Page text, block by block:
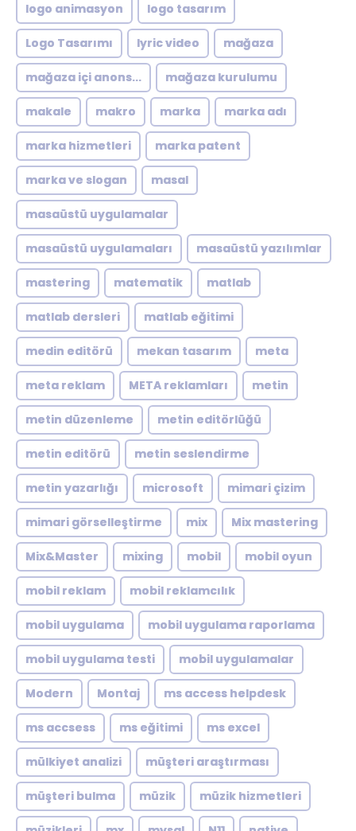
logo animasyon logo tasarım
Logo Tasarımı lyric video mağaza
mağaza içi anons... mağaza kurulumu
makale makro marka marka adı
marka hizmetleri marka patent
marka ve slogan masal
masaüstü uygulamalar
masaüstü uygulamaları masaüstü yazılımlar
mastering matematik matlab
matlab dersleri matlab eğitimi
medin editörü mekan tasarım meta
meta reklam META reklamları metin
metin düzenleme metin editörlüğü
metin editörü metin seslendirme
metin yazarlığı microsoft mimari çizim
mimari görselleştirme mix Mix mastering
Mix&Master mixing mobil mobil oyun
mobil reklam mobil reklamcılık
mobil uygulama mobil uygulama raporlama
mobil uygulama testi mobil uygulamalar
Modern Montaj ms access helpdesk
ms accsess ms eğitimi ms excel
mülkiyet analizi müşteri araştırması
müşteri bulma müzik müzik hizmetleri